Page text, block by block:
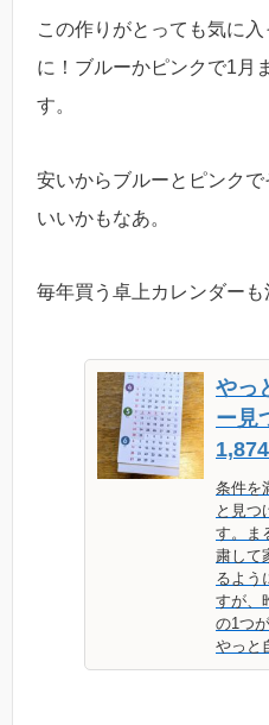
この作りがとっても気に
に！ブルーかピンクで1月
す。
安いからブルーとピンク
いいかもなあ。
毎年買う卓上カレンダーも
やっ
ー見
条件を
と見つ
す。ま
粛して
るよう
すが、
の1つ
やっと